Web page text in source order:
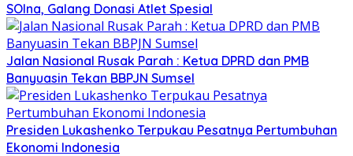
SOIna, Galang Donasi Atlet Spesial
Jalan Nasional Rusak Parah : Ketua DPRD dan PMB
Banyuasin Tekan BBPJN Sumsel
Presiden Lukashenko Terpukau Pesatnya Pertumbuhan
Ekonomi Indonesia